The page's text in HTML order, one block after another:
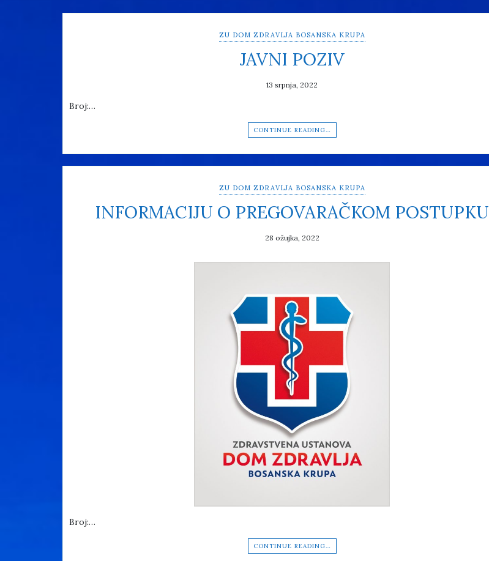
ZU DOM ZDRAVLJA BOSANSKA KRUPA
JAVNI POZIV
13 srpnja, 2022
Broj:…
CONTINUE READING…
ZU DOM ZDRAVLJA BOSANSKA KRUPA
INFORMACIJU O PREGOVARAČKOM POSTUPKU
28 ožujka, 2022
Broj:…
CONTINUE READING…